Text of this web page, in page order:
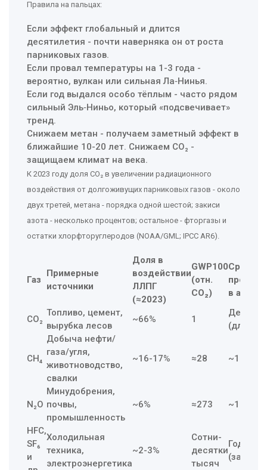
Правила на пальцах:
Если эффект глобальный и длится
десятилетия - почти наверняка он от роста
парниковых газов.
Если провал температуры на 1-3 года -
вероятно, вулкан или сильная Ла‑Нинья.
Если год выдался особо тёплым - часто рядом
сильный Эль‑Ниньо, который «подсвечивает»
тренд.
Снижаем метан - получаем заметный эффект в
ближайшие 10-20 лет. Снижаем CO₂ -
защищаем климат на века.
К 2023 году доля CO₂ в увеличении радиационного
воздействия от долгоживущих парниковых газов - около
двух третей, метана - порядка одной шестой; закиси
азота - несколько процентов; остальное - фторгазы и
остатки хлорфторуглеродов (NOAA/GML; IPCC AR6).
Газ
Примерные
источники
Доля в
воздействии
ЛЛПГ
(≈2023)
GWP100
(отн.
CO₂)
Ср.
в
CO₂
Топливо, цемент,
вырубка лесов
~66% 1
CH₄
Добыча нефти/
газа/угля,
животноводство,
свалки
~16-17% ≈28 ~12 лет
N₂O
Минудобрения,
почвы,
промышленность
~6% ≈273 ~120
HFC,
SF₆
и
Холодильная
техника,
электроэнергетика
~2-3%
Сотни-
десятки
тысяч
Годы-